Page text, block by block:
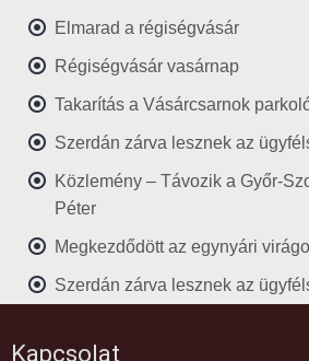
Elmarad a régiségvásár
Régiségvásár vasárnap
Takarítás a Vásárcsarnok
Szerdán zárva lesznek az
Közlemény – Távozik a Győr-
Péter
Megkezdődött az egynyári
Szerdán zárva lesznek az
Kapcsolat